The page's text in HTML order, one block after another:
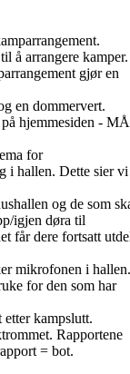
å arrangere kamper.
gjør en
en dommervert.
hjemmesiden - MÅ
for
i hallen. Dette sier vi
og de som
igjen døra til
får dere fortsatt
mikrofonen i hallen.
for den som har
etter kampslutt.
Rapportene
= bot.